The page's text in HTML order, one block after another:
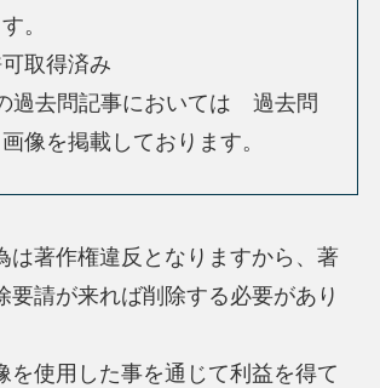
。
取得済み
過去問記事においては 過去問
像を掲載しております。
は著作権違反となりますから、著
要請が来れば削除する必要があり
を使用した事を通じて利益を得て